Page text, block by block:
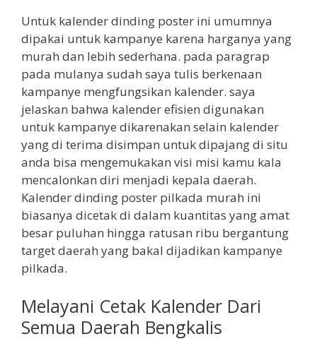
Untuk kalender dinding poster ini umumnya
dipakai untuk kampanye karena harganya yang
murah dan lebih sederhana. pada paragrap
pada mulanya sudah saya tulis berkenaan
kampanye mengfungsikan kalender. saya
jelaskan bahwa kalender efisien digunakan
untuk kampanye dikarenakan selain kalender
yang di terima disimpan untuk dipajang di situ
anda bisa mengemukakan visi misi kamu kala
mencalonkan diri menjadi kepala daerah.
Kalender dinding poster pilkada murah ini
biasanya dicetak di dalam kuantitas yang amat
besar puluhan hingga ratusan ribu bergantung
target daerah yang bakal dijadikan kampanye
pilkada.
Melayani Cetak Kalender Dari
Semua Daerah Bengkalis